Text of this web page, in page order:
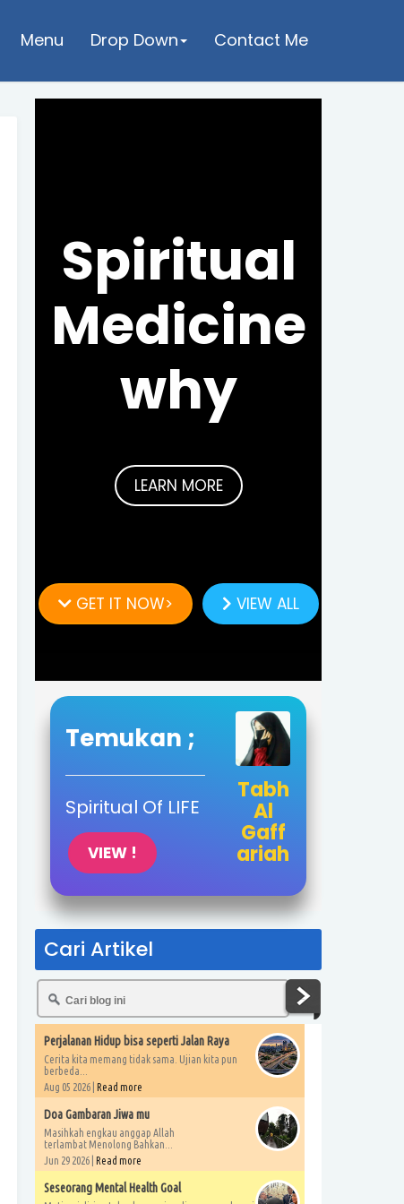
Menu Drop Down Contact Me
Spiritual
Medicine
why
LEARN MORE
GET IT NOW> VIEW ALL
Temukan ;
Spiritual Of LIFE
VIEW !
Tabh
Al
Gaff
ariah
Cari Artikel
Perjalanan Hidup bisa seperti Jalan Raya
Cerita kita memang tidak sama. Ujian kita pun
berbeda...
Aug 05 2026 | Read more
Doa Gambaran Jiwa mu
Masihkah engkau anggap Allah
terlambat Menolong Bahkan...
Jun 29 2026 | Read more
Seseorang Mental Health Goal